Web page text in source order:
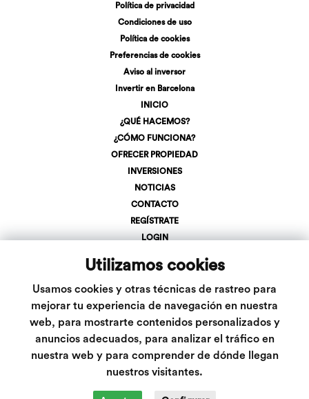
Utilizamos cookies
Usamos cookies y otras técnicas de rastreo para
mejorar tu experiencia de navegación en nuestra
web, para mostrarte contenidos personalizados y
anuncios adecuados, para analizar el tráfico en
nuestra web y para comprender de dónde llegan
nuestros visitantes.
Política de privacidad
Condiciones de uso
Política de cookies
Preferencias de cookies
Aviso al inversor
Invertir en Barcelona
INICIO
¿QUÉ HACEMOS?
¿CÓMO FUNCIONA?
OFRECER PROPIEDAD
INVERSIONES
NOTICIAS
CONTACTO
REGÍSTRATE
LOGIN
info@inveslar.com
Follow us